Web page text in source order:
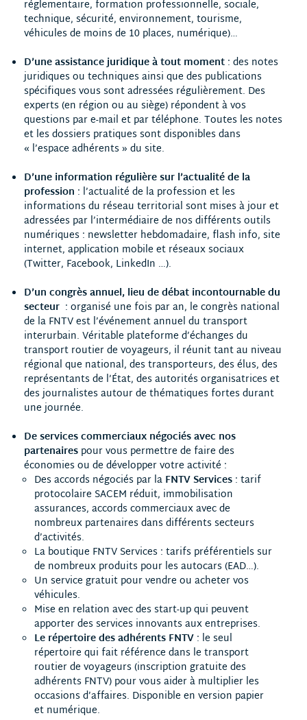
réglementaire, formation professionnelle, sociale,
technique, sécurité, environnement, tourisme,
véhicules de moins de 10 places, numérique)…
D’une assistance juridique à tout moment : des notes
juridiques ou techniques ainsi que des publications
spécifiques vous sont adressées régulièrement. Des
experts (en région ou au siège) répondent à vos
questions par e-mail et par téléphone. Toutes les notes
et les dossiers pratiques sont disponibles dans
« l’espace adhérents » du site.
D’une information régulière sur l’actualité de la
profession : l’actualité de la profession et les
informations du réseau territorial sont mises à jour et
adressées par l’intermédiaire de nos différents outils
numériques : newsletter hebdomadaire, flash info, site
internet, application mobile et réseaux sociaux
(Twitter, Facebook, LinkedIn …).
D’un congrès annuel, lieu de débat incontournable du
secteur : organisé une fois par an, le congrès national
de la FNTV est l’événement annuel du transport
interurbain. Véritable plateforme d’échanges du
transport routier de voyageurs, il réunit tant au niveau
régional que national, des transporteurs, des élus, des
représentants de l’État, des autorités organisatrices et
des journalistes autour de thématiques fortes durant
une journée.
De services commerciaux négociés avec nos
partenaires pour vous permettre de faire des
économies ou de développer votre activité :
Des accords négociés par la FNTV Services : tarif
protocolaire SACEM réduit, immobilisation
assurances, accords commerciaux avec de
nombreux partenaires dans différents secteurs
d’activités.
La boutique FNTV Services : tarifs préférentiels sur
de nombreux produits pour les autocars (EAD…).
Un service gratuit pour vendre ou acheter vos
véhicules.
Mise en relation avec des start-up qui peuvent
apporter des services innovants aux entreprises.
Le répertoire des adhérents FNTV : le seul
répertoire qui fait référence dans le transport
routier de voyageurs (inscription gratuite des
adhérents FNTV) pour vous aider à multiplier les
occasions d’affaires. Disponible en version papier
et numérique.